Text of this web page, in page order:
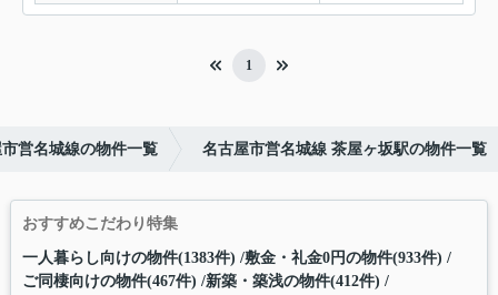
1
営名城線の物件一覧 名古屋市営名城線 茶屋ヶ坂駅の物件一覧
おすすめこだわり特集
一人暮らし向けの物件(1383件) 敷金・礼金0円の物件(933件)
ご同棲向けの物件(467件) 新築・築浅の物件(412件)